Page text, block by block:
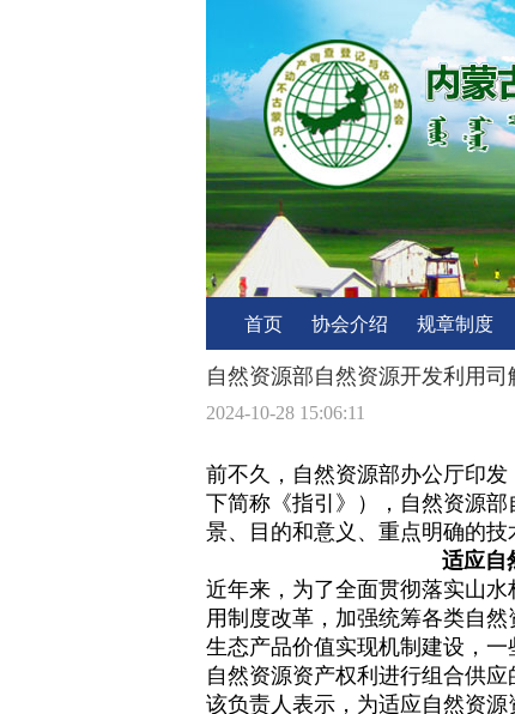
首页 协会介绍 规章制度
自然资源部自然资源开发利用
2024-10-28 15:06:11
前不久，自然资源部办公厅印
下简称《指引》），自然资源
景、目的和意义、重点明确的技
适应自
近年来，为了全面贯彻落实山
用制度改革，加强统筹各类自
生态产品价值实现机制建设，
自然资源资产权利进行组合供应
该负责人表示，为适应自然资